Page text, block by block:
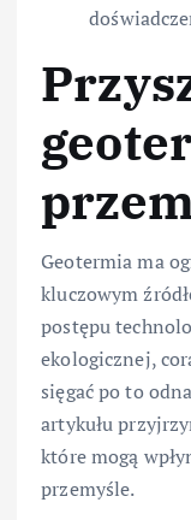
Geotermia ma
kluczowym
postępu
ekologicznej,
sięgać po to
artykułu
które mogą
przemyśle.